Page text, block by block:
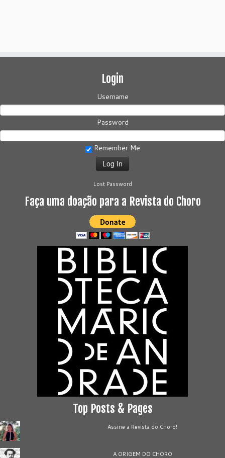
Login
Username
Password
Remember Me
Lost Password
Faça uma doação para a Revista do Choro
Top Posts & Pages
Assine a Revista do Choro!
A ORIGEM DO CHORO